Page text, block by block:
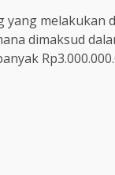
yang melakukan
dimaksud